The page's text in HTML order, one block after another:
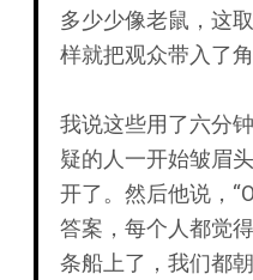
多少少像老鼠，这
样就把观众带入了
我说这些用了六分
疑的人一开始皱眉
开了。然后他说，
答案，每个人都觉
条船上了，我们都